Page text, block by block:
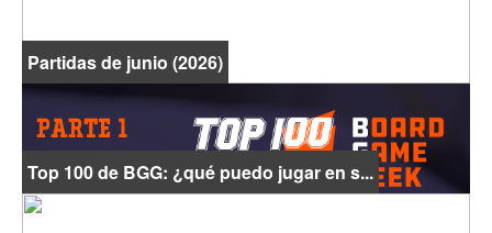
Partidas de junio (2026)
Top 100 de BGG: ¿qué puedo jugar en s...